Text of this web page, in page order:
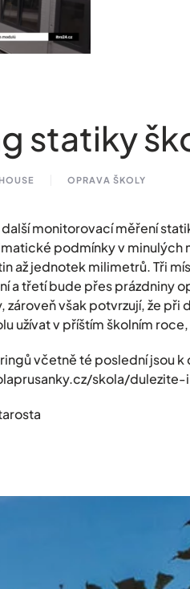
statiky
OPRAVA ŠKOLY
monitorovací měření
podmínky v minulých
až jednotek milimetrů. Tři
a třetí bude přes prázdniny
zároveň však potvrzují, že
užívat v příštím školním
včetně té poslední jsou
skola/